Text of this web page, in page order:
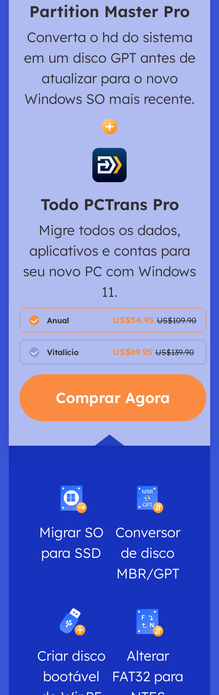
Partition Master Pro
Converta o hd do sistema
em um disco GPT antes de
atualizar para o novo
Windows SO mais recente.
Todo PCTrans Pro
Migre todos os dados,
aplicativos e contas para
seu novo PC com Windows
11.
 Anual US$54.95 US$109.90
 Vitalício US$69.95 US$139.90
Comprar Agora
Migrar SO
para SSD
Conversor
de disco
MBR/GPT
Criar disco
bootável
Alterar
FAT32 para